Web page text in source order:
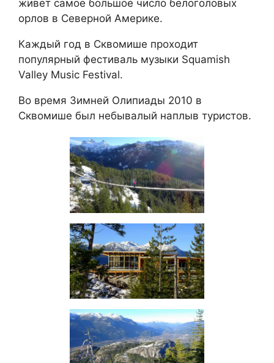
живет самое большое число белоголовых
орлов в Северной Америке.
Каждый год в Сквомише проходит
популярный фестиваль музыки Squamish
Valley Music Festival.
Во время Зимней Олипиады 2010 в
Сквомише был небывалый наплыв туристов.